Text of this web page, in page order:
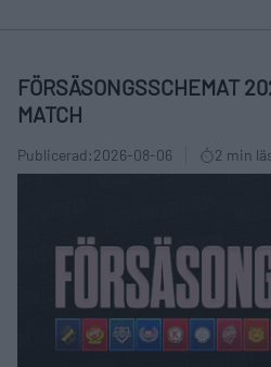
FÖRSÄSONGSSCHEMAT
MATCH
Publicerad:2026-08-06 2 min